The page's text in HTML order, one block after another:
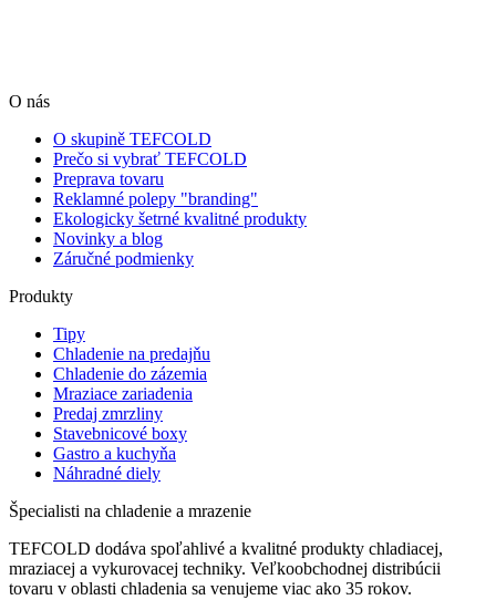
O nás
O skupině TEFCOLD
Prečo si vybrať TEFCOLD
Preprava tovaru
Reklamné polepy "branding"
Ekologicky šetrné kvalitné produkty
Novinky a blog
Záručné podmienky
Produkty
Tipy
Chladenie na predajňu
Chladenie do zázemia
Mraziace zariadenia
Predaj zmrzliny
Stavebnicové boxy
Gastro a kuchyňa
Náhradné diely
Špecialisti na chladenie a mrazenie
TEFCOLD dodáva spoľahlivé a kvalitné produkty chladiacej,
mraziacej a vykurovacej techniky. Veľkoobchodnej distribúcii
tovaru v oblasti chladenia sa venujeme viac ako 35 rokov.